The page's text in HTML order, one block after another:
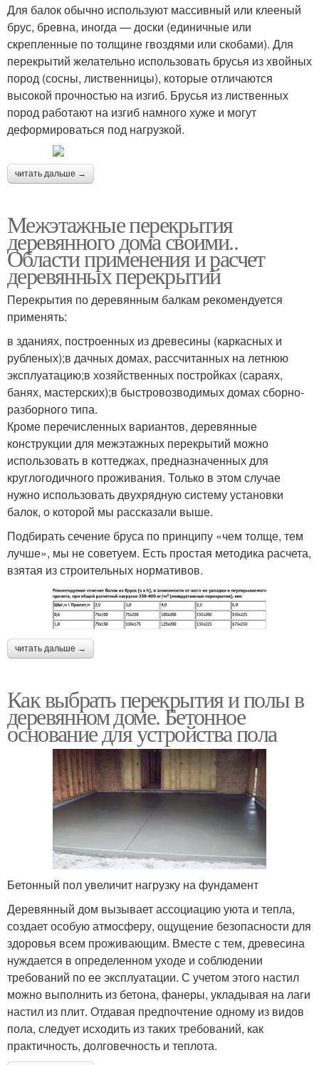
Для балок обычно используют массивный или клееный
брус, бревна, иногда — доски (единичные или
скрепленные по толщине гвоздями или скобами). Для
перекрытий желательно использовать брусья из хвойных
пород (сосны, лиственницы), которые отличаются
высокой прочностью на изгиб. Брусья из лиственных
пород работают на изгиб намного хуже и могут
деформироваться под нагрузкой.
читать дальше →
Межэтажные перекрытия
деревянного дома своими..
Области применения и расчет
деревянных перекрытий
Перекрытия по деревянным балкам рекомендуется
применять:
в зданиях, построенных из древесины (каркасных и
рубленых);в дачных домах, рассчитанных на летнюю
эксплуатацию;в хозяйственных постройках (сараях,
банях, мастерских);в быстровозводимых домах сборно-
разборного типа.
Кроме перечисленных вариантов, деревянные
конструкции для межэтажных перекрытий можно
использовать в коттеджах, предназначенных для
круглогодичного проживания. Только в этом случае
нужно использовать двухрядную систему установки
балок, о которой мы рассказали выше.
Подбирать сечение бруса по принципу «чем толще, тем
лучше», мы не советуем. Есть простая методика расчета,
взятая из строительных нормативов.
читать дальше →
Как выбрать перекрытия и полы в
деревянном доме. Бетонное
основание для устройства пола
Бетонный пол увеличит нагрузку на фундамент
Деревянный дом вызывает ассоциацию уюта и тепла,
создает особую атмосферу, ощущение безопасности для
здоровья всем проживающим. Вместе с тем, древесина
нуждается в определенном уходе и соблюдении
требований по ее эксплуатации. С учетом этого настил
можно выполнить из бетона, фанеры, укладывая на лаги
настил из плит. Отдавая предпочтение одному из видов
пола, следует исходить из таких требований, как
практичность, долговечность и теплота.